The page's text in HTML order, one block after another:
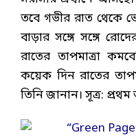
তবে গভীর রাত থেকে
বাড়ার সঙ্গে সঙ্গে
রাতের তাপমাত্রা
কয়েক দিন রাতের
তিনি জানান। সূত্র: